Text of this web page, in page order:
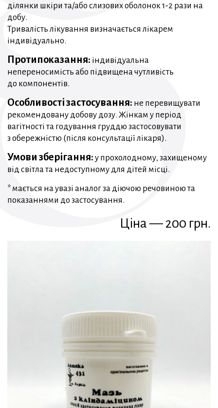
ділянки шкіри та/або слизових оболонок 1-2 рази на
добу.
Тривалість лікування визначається лікарем
індивідуально.
Протипоказання: індивідуальна
непереносимість або підвищена чутливість
до компонентів.
Особливості застосування: не перевищувати
рекомендовану добову дозу. Жінкам у період
вагітності та годування груддю застосовувати
з обережністю (після консультації лікаря).
Умови зберігання: у прохолодному, захищеному
від світла та недоступному для дітей місці.
* мається на увазі аналог за діючою речовиною та
показаннями до застосування.
Ціна — 200 грн.